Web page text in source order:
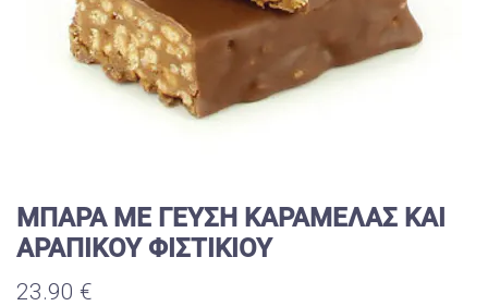
ΜΠΑΡΑ ΜΕ ΓΕΥΣΗ ΚΑΡΑΜΕΛΑΣ ΚΑΙ
ΑΡΑΠΙΚΟΥ ΦΙΣΤΙΚΙΟΥ
23.90 €